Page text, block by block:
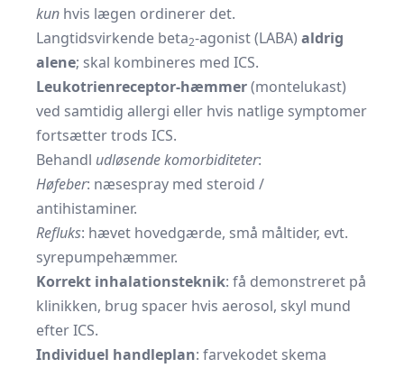
kun hvis lægen ordinerer det.
Langtidsvirkende beta2-agonist (LABA) aldrig
alene; skal kombineres med ICS.
Leukotrienreceptor-hæmmer(montelukast)
ved samtidig allergi eller hvis natlige symptomer
fortsætter trods ICS.
Behandl udløsende komorbiditeter:
Høfeber: næsespray med steroid /
antihistaminer.
Refluks: hævet hovedgærde, små måltider, evt.
syrepumpehæmmer.
Korrekt inhalationsteknik: få demonstreret på
klinikken, brug spacer hvis aerosol, skyl mund
efter ICS.
Individuel handleplan: farvekodet skema